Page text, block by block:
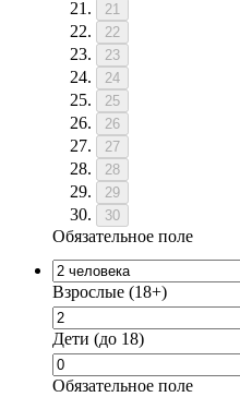
21
22
23
24
25
26
27
28
29
30
Обязательное поле
Взрослые (18+)
Дети (до 18)
Обязательное поле